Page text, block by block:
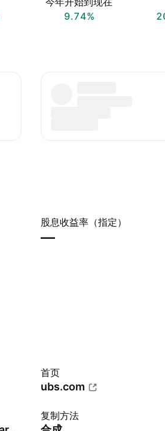
9.74%
股息收益率（指定）
—
首页
ubs.com
复制方法